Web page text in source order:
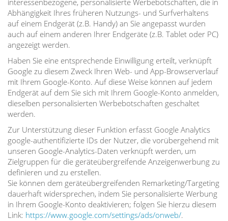
interessenbezogene, personalisierte Werbebotschaften, die in
Abhängigkeit Ihres früheren Nutzungs- und Surfverhaltens
auf einem Endgerät (z.B. Handy) an Sie angepasst wurden
auch auf einem anderen Ihrer Endgeräte (z.B. Tablet oder PC)
angezeigt werden.
Haben Sie eine entsprechende Einwilligung erteilt, verknüpft
Google zu diesem Zweck Ihren Web- und App-Browserverlauf
mit Ihrem Google-Konto. Auf diese Weise können auf jedem
Endgerät auf dem Sie sich mit Ihrem Google-Konto anmelden,
dieselben personalisierten Werbebotschaften geschaltet
werden.
Zur Unterstützung dieser Funktion erfasst Google Analytics
google-authentifizierte IDs der Nutzer, die vorübergehend mit
unseren Google-Analytics-Daten verknüpft werden, um
Zielgruppen für die geräteübergreifende Anzeigenwerbung zu
definieren und zu erstellen.
Sie können dem geräteübergreifenden Remarketing/Targeting
dauerhaft widersprechen, indem Sie personalisierte Werbung
in Ihrem Google-Konto deaktivieren; folgen Sie hierzu diesem
Link: https://www.google.com/settings/ads/onweb/.